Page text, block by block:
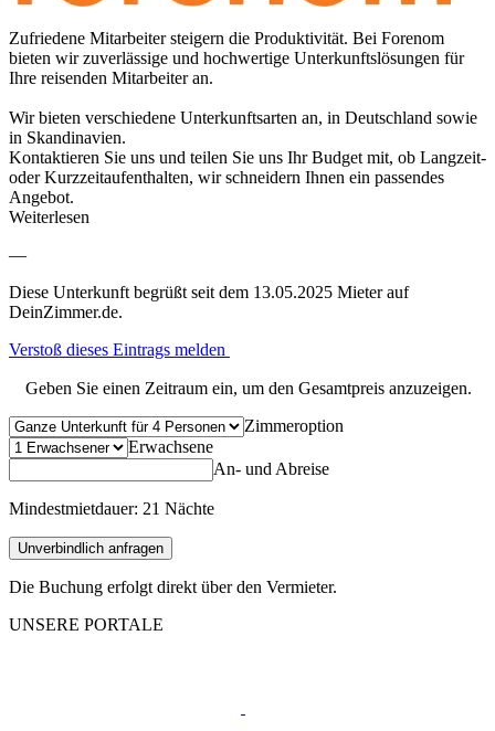
Zufriedene Mitarbeiter steigern die Produktivität. Bei Forenom
bieten wir zuverlässige und hochwertige Unterkunftslösungen für
Ihre reisenden Mitarbeiter an.
Wir bieten verschiedene Unterkunftsarten an, in Deutschland sowie
in Skandinavien.
Kontaktieren Sie uns und teilen Sie uns Ihr Budget mit, ob Langzeit-
oder Kurzzeitaufenthalten, wir schneidern Ihnen ein passendes
Angebot.
Weiterlesen
—
Diese Unterkunft begrüßt seit dem 13.05.2025 Mieter auf
DeinZimmer.de.
Verstoß dieses Eintrags melden
Geben Sie einen Zeitraum ein, um den Gesamtpreis anzuzeigen.
Zimmeroption
Erwachsene
An- und Abreise
Mindestmietdauer: 21 Nächte
Unverbindlich anfragen
Die Buchung erfolgt direkt über den Vermieter.
UNSERE PORTALE